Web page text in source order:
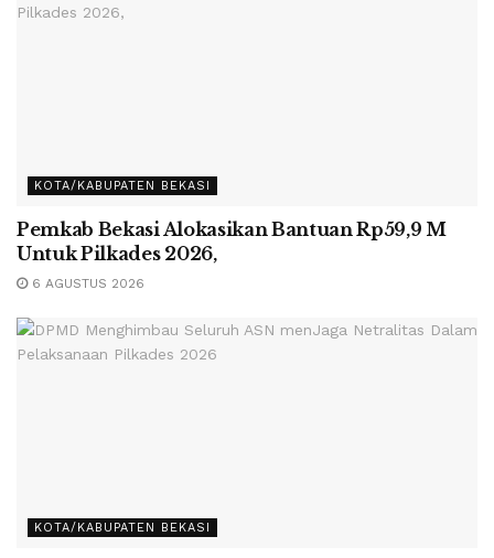
KOTA/KABUPATEN BEKASI
Pemkab Bekasi Alokasikan Bantuan Rp59,9 M
Untuk Pilkades 2026,
6 AGUSTUS 2026
KOTA/KABUPATEN BEKASI